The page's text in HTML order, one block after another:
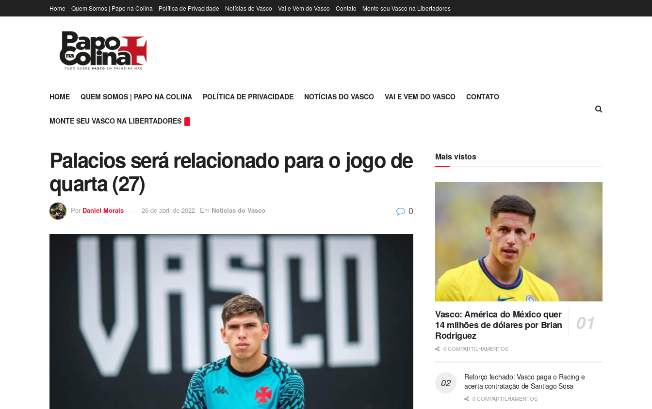
Home Quem Somos | Papo na Colina Política de Privacidade Notícias do Vasco Vai e Vem do Vasco Contato Monte seu Vasco na Libertadores
HOME QUEM SOMOS | PAPO NA COLINA POLÍTICA DE PRIVACIDADE NOTÍCIAS DO VASCO VAI E VEM DO VASCO CONTATO
MONTE SEU VASCO NA LIBERTADORES
Palacios será relacionado para o jogo de
quarta (27)
Por Daniel Morais 26 de abril de 2022 Em Notícias do Vasco 0
Mais vistos
Vasco: América do México quer
14 milhões de dólares por Brian
Rodriguez
0 COMPARTILHAMENTOS
Reforço fechado: Vasco paga o Racing e
acerta contratação de Santiago Sosa
0 COMPARTILHAMENTOS